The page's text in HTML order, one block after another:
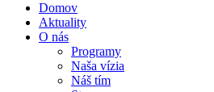
Domov
Aktuality
O nás
Programy
Naša vízia
Náš tím